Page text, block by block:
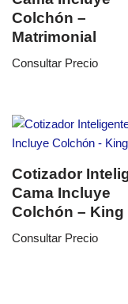
Colchón –
Matrimonial
Consultar Precio
Cotizador
Cama Incluye
Colchón – King
Consultar Precio